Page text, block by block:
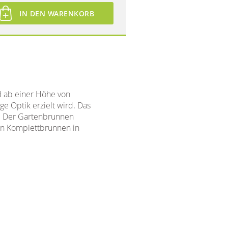
IN DEN WARENKORB
ab einer Höhe von
Optik erzielt wird. Das
Der Gartenbrunnen
Komplettbrunnen in